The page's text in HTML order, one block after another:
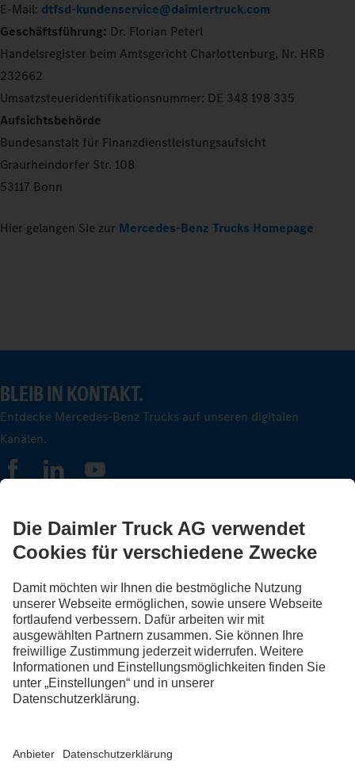
E-Mail: dtfsd-kundenservice@daimlertruck.com
Geschäftsführung: Dr. Florian Peterl
Handelsregister beim Amtsgericht Charlottenburg, Nr. HRB
232662
Umsatzsteueridentifikationsnummer: DE 348 198 335
Aufsichtsbehörde
Bundesanstalt für Finanzdienstleistungsaufsicht
Graurheindorfer Str. 108
53117 Bonn
Hier gelangen Sie zur Mercedes-Benz Trucks Homepage
BLEIB IN KONTAKT.
Entdecke Mercedes-Benz Trucks auf unseren digitalen
Kanälen.
FOLLOW THE ROADSTARS.
Tausche jetzt Erfahrungen mit anderen Truckerinnen und
Truckern aus.